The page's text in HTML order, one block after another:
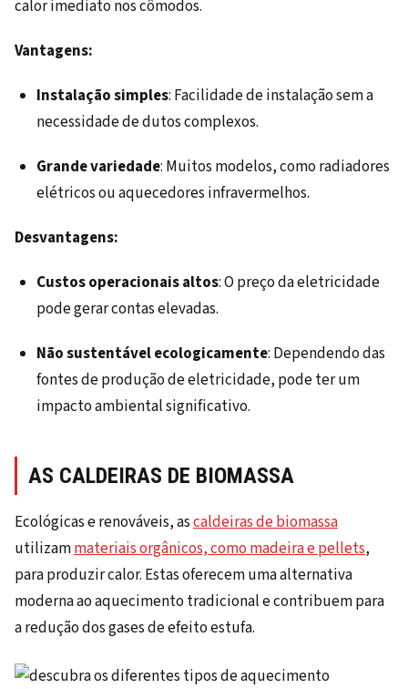
calor imediato nos cômodos.
Vantagens:
Instalação simples: Facilidade de instalação sem a
necessidade de dutos complexos.
Grande variedade: Muitos modelos, como radiadores
elétricos ou aquecedores infravermelhos.
Desvantagens:
Custos operacionais altos: O preço da eletricidade
pode gerar contas elevadas.
Não sustentável ecologicamente: Dependendo das
fontes de produção de eletricidade, pode ter um
impacto ambiental significativo.
AS CALDEIRAS DE BIOMASSA
Ecológicas e renováveis, ascaldeiras de biomassa
utilizammateriais orgânicos, como madeira e pellets,
para produzir calor. Estas oferecem uma alternativa
moderna ao aquecimento tradicional e contribuem para
a redução dos gases de efeito estufa.